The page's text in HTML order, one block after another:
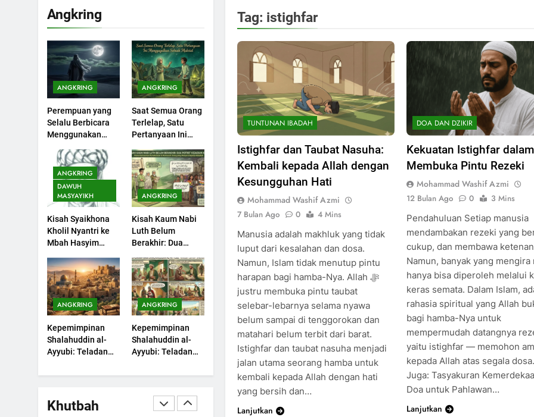
Angkring
ANGKRING
Perempuan yang
Selalu Berbicara
Menggunakan
ANGKRING
Saat Semua Orang
Terlelap, Satu
Pertanyaan Ini
Sebuah Maksiat
ANGKRING
DAWUH
MASYAYIKH
Kisah Syaikhona
Kholil Nyantri ke
Mbah Hasyim
ANGKRING
Kisah Kaum Nabi
Luth Belum
Berakhir: Dua
yang Kini Kembali
Terjadi
ANGKRING
Kepemimpinan
Shalahuddin al-
Ayyubi: Teladan
Dipelajari oleh
Sekarang (2)
ANGKRING
Kepemimpinan
Shalahuddin al-
Ayyubi: Teladan
Dipelajari oleh
Sekarang (1)
Khutbah
Khutbah jumat:
Sejarah Seebagai
Pembangkit Jiwa
KHUTBAH
201
Khutbah Jumat :
Supaya Amal Bisa
202
Khutbah Jumat:
Bulan Muharram
Bulan Bersejarah
1
Khutbah Jumat:
Melihat Limpahan
Nikmat Allah
KHUTBAH
2
Khutbah Jumat:
Ketaatan, Kebaikan
dan Pengaruhnya
dalam Jiwa Manusia
KHUTBAH
3
Safar Bukan Bulan
Tag: istighfar
TUNTUNAN IBADAH
Istighfar dan Taubat Nasuha:
Kembali kepada Allah dengan
Kesungguhan Hati
Mohammad Washif Azmi
7 Bulan Ago 0
4 Mins
Manusia adalah makhluk yang tidak
luput dari kesalahan dan dosa.
Namun, Islam tidak menutup pintu
harapan bagi hamba-Nya. Allah ﷻ
justru membuka pintu taubat
selebar-lebarnya selama nyawa
belum sampai di tenggorokan dan
matahari belum terbit dari barat.
Istighfar dan taubat nasuha menjadi
jalan utama seorang hamba untuk
kembali kepada Allah dengan hati
yang bersih dan…
Lanjutkan
DOA DAN DZIKIR
Kekuatan Istighfar dalam
Membuka Pintu Rezeki
Mohammad Washif Azmi
12 Bulan Ago 0
3 Mins
Pendahuluan Setiap manusia
mendambakan rezeki yang
cukup, dan membawa
Namun, banyak yang mengira
hanya bisa diperoleh melalui
keras semata. Dalam Islam,
rahasia spiritual yang Allah
bagi hamba-Nya untuk
mempermudah datangnya
yaitu istighfar — memohon
kepada Allah atas segala
Juga: Tasyakuran
Doa untuk Pahlawan…
Lanjutkan